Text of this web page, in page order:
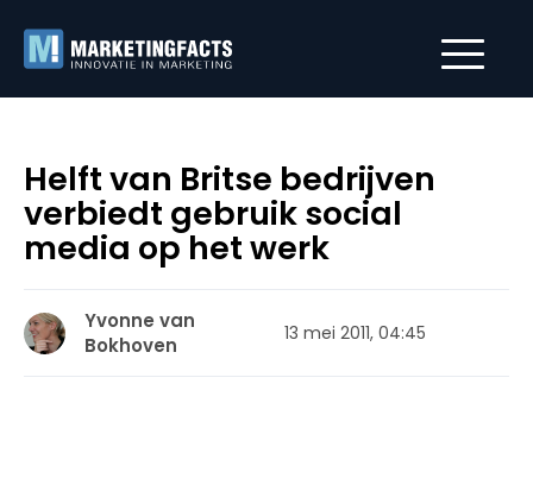
Helft van Britse bedrijven
verbiedt gebruik social
media op het werk
Yvonne van
Bokhoven
13 mei 2011, 04:45